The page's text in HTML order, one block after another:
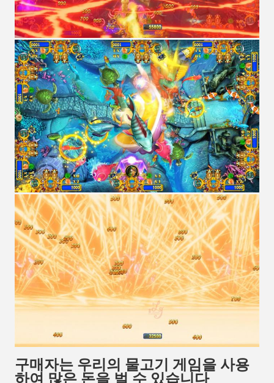
구매자는 우리의 물고기 게임을 사용
하여 많은 돈을 벌 수 있습니다